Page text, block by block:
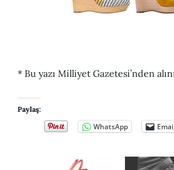
* Bu yazı Milliyet Gazetesi’nden
Paylaş:
WhatsApp